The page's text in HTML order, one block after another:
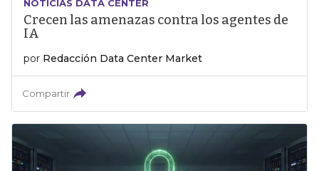
NOTICIAS DATA CENTER
Crecen las amenazas contra los agentes de
IA
por Redacción Data Center Market
Compartir